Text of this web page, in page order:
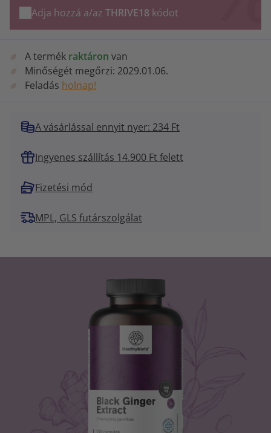
Adja hozzá a/az THRIVE18 kódot
A termék raktáron van
Minőségét megőrzi: 2029.01.06.
Feladás holnap!
A vásárlással ennyit nyer: 234 Ft
Ingyenes szállítás 14.900 Ft felett
Fizetési mód
MPL, GLS futárszolgálat